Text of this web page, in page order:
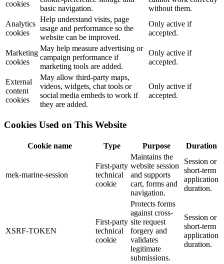
cookies
basic navigation.
without them.
Analytics
cookies
Help understand visits, page
usage and performance so the
website can be improved.
Only active if
accepted.
Marketing
cookies
May help measure advertising or
campaign performance if
marketing tools are added.
Only active if
accepted.
External
content
cookies
May allow third-party maps,
videos, widgets, chat tools or
social media embeds to work if
they are added.
Only active if
accepted.
Cookies Used on This Website
Cookie name Type Purpose Duration
mek-marine-session
First-party
technical
cookie
Maintains the
website session
and supports
cart, forms and
navigation.
Session or
short-term
application
duration.
XSRF-TOKEN
First-party
technical
cookie
Protects forms
against cross-
site request
forgery and
validates
legitimate
submissions.
Session or
short-term
application
duration.